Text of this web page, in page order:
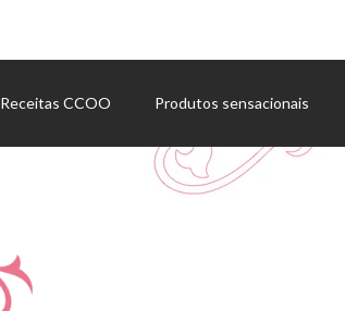
Receitas CCOO Produtos sensacionais